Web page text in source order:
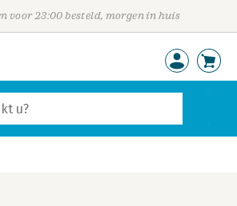
voor 23:00 besteld, morgen in huis